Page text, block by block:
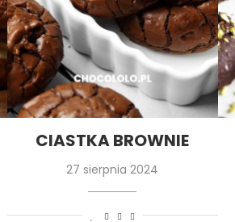
CIASTKA BROWNIE
27 sierpnia 2024